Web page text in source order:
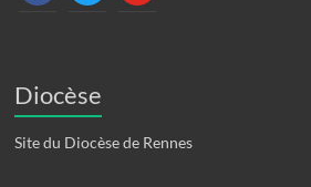
Diocèse
Site du Diocèse de Rennes